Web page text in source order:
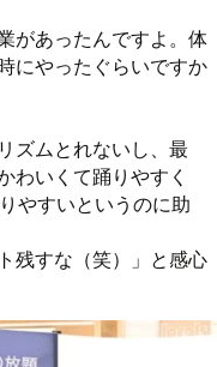
があったんですよ。体
にやったぐらいですか
ズムとれないし、最
わいくて踊りやすく
やすいというのに助
残すな（笑）」と感心